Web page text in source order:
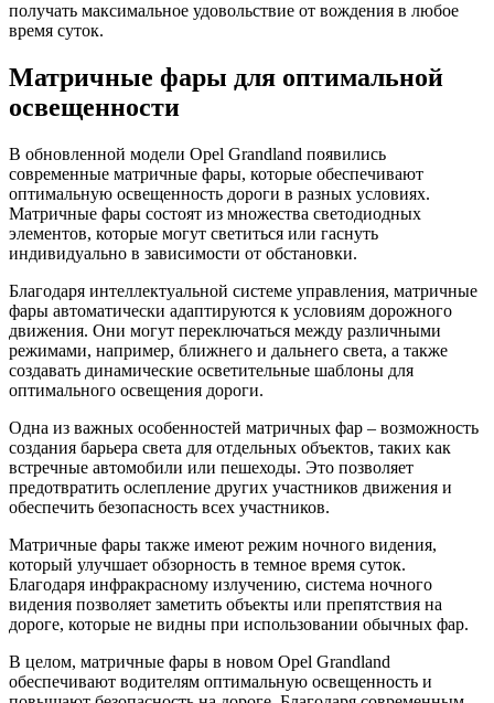
получать максимальное удовольствие от вождения в любое
время суток.
Матричные фары для оптимальной
освещенности
В обновленной модели Opel Grandland появились
современные матричные фары, которые обеспечивают
оптимальную освещенность дороги в разных условиях.
Матричные фары состоят из множества светодиодных
элементов, которые могут светиться или гаснуть
индивидуально в зависимости от обстановки.
Благодаря интеллектуальной системе управления, матричные
фары автоматически адаптируются к условиям дорожного
движения. Они могут переключаться между различными
режимами, например, ближнего и дальнего света, а также
создавать динамические осветительные шаблоны для
оптимального освещения дороги.
Одна из важных особенностей матричных фар – возможность
создания барьера света для отдельных объектов, таких как
встречные автомобили или пешеходы. Это позволяет
предотвратить ослепление других участников движения и
обеспечить безопасность всех участников.
Матричные фары также имеют режим ночного видения,
который улучшает обзорность в темное время суток.
Благодаря инфракрасному излучению, система ночного
видения позволяет заметить объекты или препятствия на
дороге, которые не видны при использовании обычных фар.
В целом, матричные фары в новом Opel Grandland
обеспечивают водителям оптимальную освещенность и